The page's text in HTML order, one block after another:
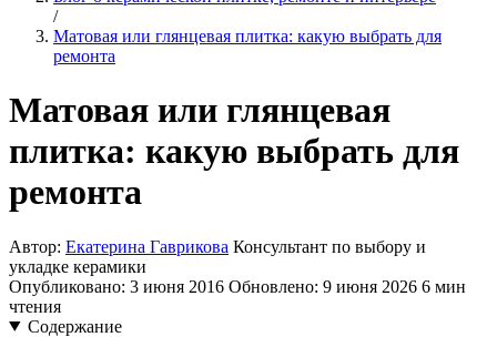
/
Матовая или глянцевая плитка: какую выбрать для
ремонта
Матовая или глянцевая
плитка: какую выбрать для
ремонта
Автор: Екатерина Гаврикова Консультант по выбору и
укладке керамики
Опубликовано: 3 июня 2016 Обновлено: 9 июня 2026 6 мин
чтения
Содержание